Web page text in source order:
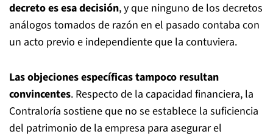
decreto es esa decisión, y que ninguno de los decretos
análogos tomados de razón en el pasado contaba con
un acto previo e independiente que la contuviera.
Las objeciones específicas tampoco resultan
convincentes. Respecto de la capacidad financiera, la
Contraloría sostiene que no se establece la suficiencia
del patrimonio de la empresa para asegurar el